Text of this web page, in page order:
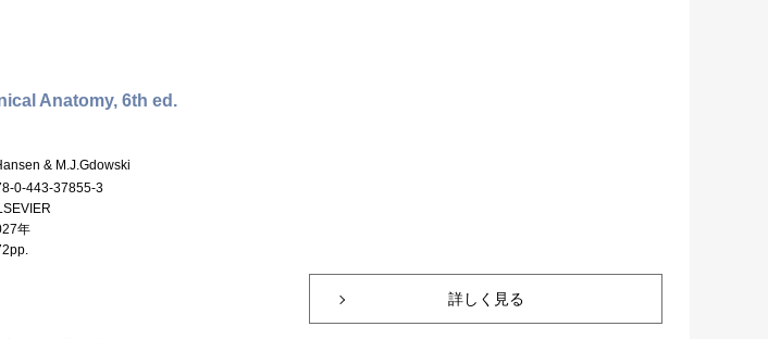
Anatomy, 6th ed.
& M.J.Gdowski
0-443-37855-3
年
詳しく見る